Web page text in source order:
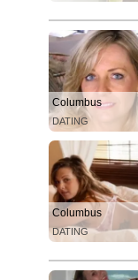
Columbus
DATING
Columbus
DATING